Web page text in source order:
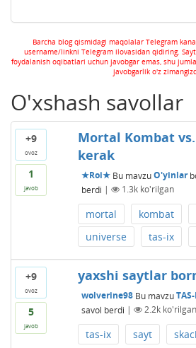
Barcha blog qismidagi maqolalar Telegram
username/linkni Telegram ilovasidan qidiring.
foydalanish oqibatlari uchun javobgar emas, shu
javobgarlik o'z
O'xshash savollar
+9
ovoz
1
javob
Mortal Kombat
kerak
★Roi★ Bu mavzuO'yinlar
berdi | 1.3kko'rilgan
mortal kombat
universe
tas-ix
+9
ovoz
5
javob
yaxshi saytlar
wolverine98 Bu mavzu
savol berdi | 2.2kko'rilgan
tas-ix sayt